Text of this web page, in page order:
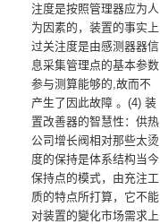
注度是按照管理器应为人
为因素的，装置的事实上
过关注度是由感测器器信
息采集管理点的基本参数
参与测算能够的,故而不
产生了因此故障 。(4) 装
置改善器的智慧性：供热
公司增长阀相对那些太烫
度的保持是体系结构当今
保持点的模式，由充注工
质的特点所打算，它不能
对装置的變化市场需求上